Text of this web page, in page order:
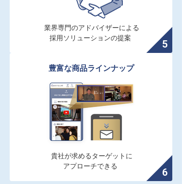
業界専門のアドバイザーによる
採用ソリューションの提案
豊富な商品ラインナップ
貴社が求めるターゲットに
アプローチできる